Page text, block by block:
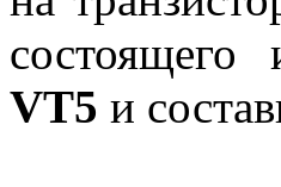
состоящего
VT5 и